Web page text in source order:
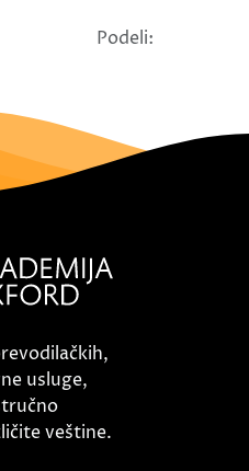
Podeli:
usluge,
veštine.